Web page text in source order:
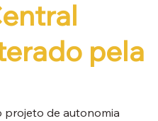
pela
projeto de autonomia